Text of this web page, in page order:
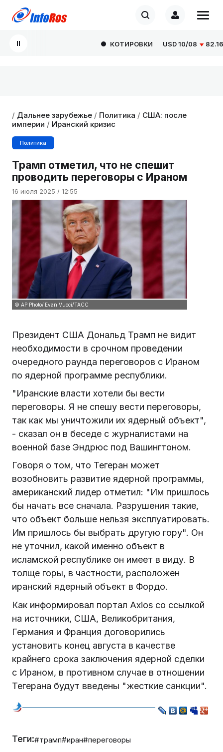
КОТИРОВКИ USD10/08 82.1665
/ Дальнее зарубежье / Политика / США: после
империи / Иранский кризис
Политика
Трамп отметил, что не спешит
проводить переговоры с Ираном
16 июля 2025 / 12:55
© AP Photo/ Evan Vucci/ТАСС
Президент США Дональд Трамп не видит
необходимости в срочном проведении
очередного раунда переговоров с Ираном
по ядерной программе республики.
"Иранские власти хотели бы вести
переговоры. Я не спешу вести переговоры,
так как мы уничтожили их ядерный объект",
- сказал он в беседе с журналистами на
военной базе Эндрюс под Вашингтоном.
Говоря о том, что Тегеран может
возобновить развитие ядерной программы,
американский лидер отметил: "Им пришлось
бы начать все сначала. Разрушения такие,
что объект больше нельзя эксплуатировать.
Им пришлось бы выбрать другую гору". Он
не уточнил, какой именно объект в
исламской республике он имеет в виду. В
толще горы, в частности, расположен
иранский ядерный объект в Фордо.
Как информировал портал Axios со ссылкой
на источники, США, Великобритания,
Германия и Франция договорились
установить конец августа в качестве
крайнего срока заключения ядерной сделки
с Ираном, в противном случае в отношении
Тегерана будут введены "жесткие санкции".
Теги:#трамп#иран#переговоры